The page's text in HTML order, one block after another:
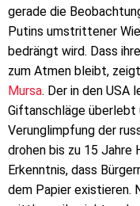
gerade die
Putins umstrittener
bedrängt wird. Dass
zum Atmen bleibt,
Mursa. Der in den USA
Giftanschläge überlebt
Verunglimpfung der
drohen bis zu 15 Jahre
Erkenntnis, dass
dem Papier existieren.